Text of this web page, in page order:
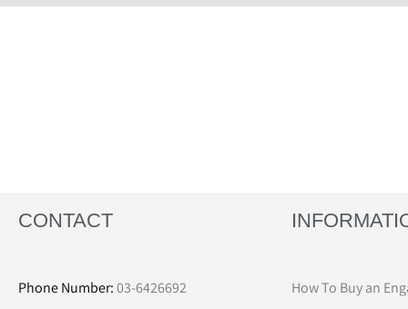
CONTACT
Phone Number:03-6426692 How To Buy an